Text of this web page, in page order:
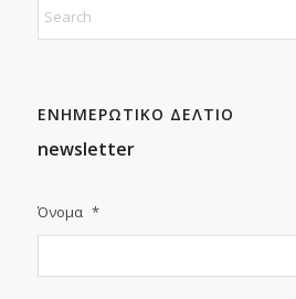
ΕΝΗΜΕΡΩΤΙΚΟ ΔΕΛΤΙΟ
newsletter
Όνομα *